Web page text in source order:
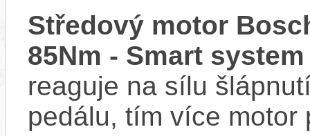
Středový motor
85Nm - Smart system
reaguje na sílu
pedálu, tím více motor